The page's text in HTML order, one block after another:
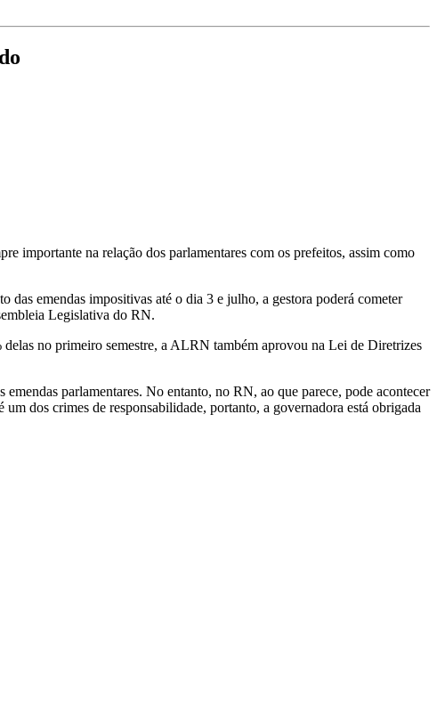
importante na relação dos parlamentares com os prefeitos, assim como
das emendas impositivas até o dia 3 e julho, a gestora poderá cometer
Legislativa do RN.
no primeiro semestre, a ALRN também aprovou na Lei de Diretrizes
parlamentares. No entanto, no RN, ao que parece, pode acontecer
dos crimes de responsabilidade, portanto, a governadora está obrigada